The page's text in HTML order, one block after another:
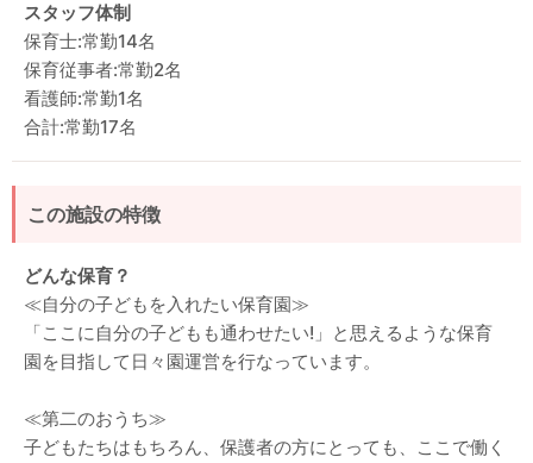
スタッフ体制
保育士:常勤14名
保育従事者:常勤2名
看護師:常勤1名
合計:常勤17名
この施設の特徴
どんな保育？
≪自分の子どもを入れたい保育園≫
「ここに自分の子どもも通わせたい!」と思えるような保育
園を目指して日々園運営を行なっています。
≪第二のおうち≫
子どもたちはもちろん、保護者の方にとっても、ここで働く